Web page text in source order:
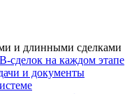
и длинными сделками
сделок на каждом этапе
и документы